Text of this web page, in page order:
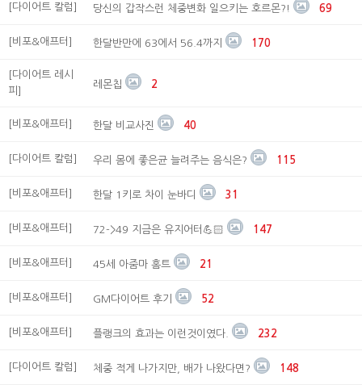
[다이어트 칼럼] 당신의 갑작스런 체중변화 일으키는 호르몬?! 69
[비포&애프터] 한달반만에 63에서 56.4까지 170
[다이어트 레시
피]
레몬칩 2
[비포&애프터] 한달 비교사진 40
[다이어트 칼럼] 우리 몸에 좋은균 늘려주는 음식은? 115
[비포&애프터] 한달 1키로 차이 눈바디 31
[비포&애프터] 72->49 지금은 유지어터💪🏻 147
[비포&애프터] 45세 아줌마 홈트 21
[비포&애프터] GM다이어트 후기 52
[비포&애프터] 플랭크의 효과는 이런것이였다. 232
[다이어트 칼럼] 체중 적게 나가지만, 배가 나왔다면? 148